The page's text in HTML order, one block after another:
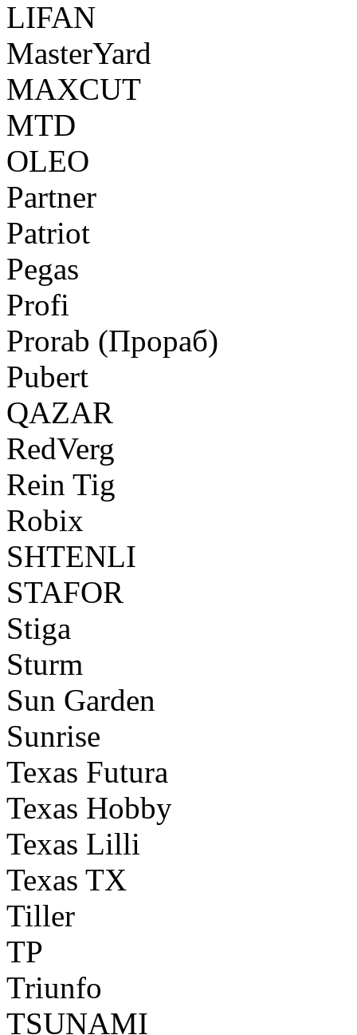
LIFAN
MasterYard
MAXCUT
MTD
OLEO
Partner
Patriot
Pegas
Profi
Prorab (Прораб)
Pubert
QAZAR
RedVerg
Rein Tig
Robix
SHTENLI
STAFOR
Stiga
Sturm
Sun Garden
Sunrise
Texas Futura
Texas Hobby
Texas Lilli
Texas TX
Tiller
TP
Triunfo
TSUNAMI